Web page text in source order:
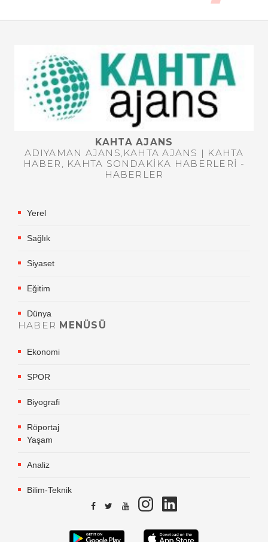
KAHTA AJANS
ADIYAMAN AJANS,KAHTA AJANS | KAHTA
HABER, KAHTA SONDAKIKA HABERLERI -
HABERLER
Yerel
Sağlık
Siyaset
Eğitim
Dünya
HABER MENÜSÜ
Ekonomi
SPOR
Biyografi
Röportaj
Yaşam
Analiz
Bilim-Teknik